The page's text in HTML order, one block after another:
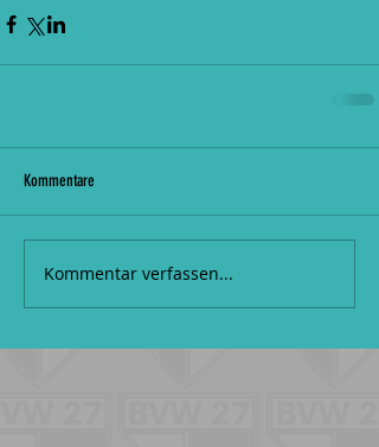
Kommentare
Kommentar verfassen...